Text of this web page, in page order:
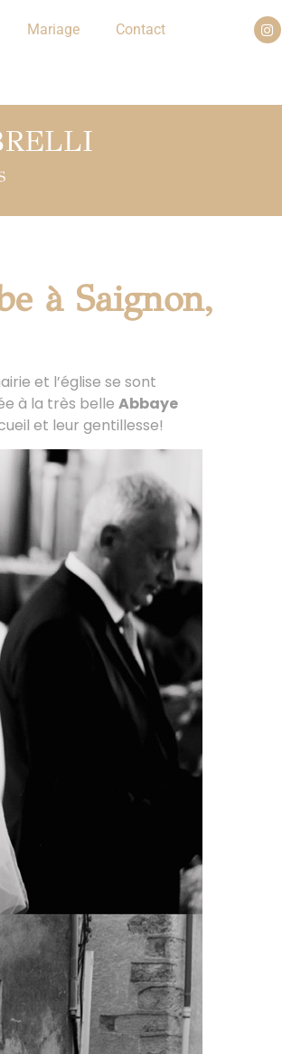
Mariage Contact
à Saignon,
et l’église se sont
à la très belle Abbaye
et leur gentillesse!